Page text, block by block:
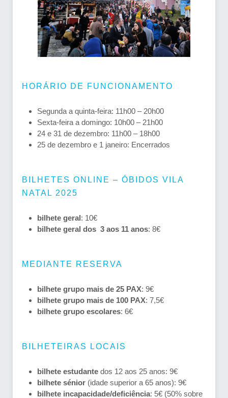
HORÁRIO DE FUNCIONAMENTO
Segunda a quinta-feira: 11h00 – 20h00
Sexta-feira a domingo: 10h00 – 21h00
24 e 31 de dezembro: 11h00 – 18h00
25 de dezembro e 1 janeiro: Encerrados
BILHETES ONLINE – ÓBIDOS VILA
NATAL 2025
bilhete geral: 10€
bilhete geral dos 3 aos 11 anos: 8€
MEDIANTE RESERVA
bilhete grupo mais de 25 PAX: 9€
bilhete grupo mais de 100 PAX: 7,5€
bilhete grupo escolares: 6€
BILHETEIRAS LOCAIS
bilhete estudante dos 12 aos 25 anos: 9€
bilhete sénior (idade superior a 65 anos): 9€
bilhete incapacidade/deficiência: 5€ (50% sobre